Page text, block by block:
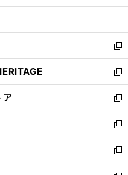
開
ン
ウ
で
開
く
ウ
ン
ド
ウ
で
開
く
新
し
い
ウ
ィ
ン
ド
ウ
で
開
新
し
い
ウ
ィ
ン
ド
ウ
ア
新
し
い
ウ
ィ
ン
新
し
い
ウ
新
し